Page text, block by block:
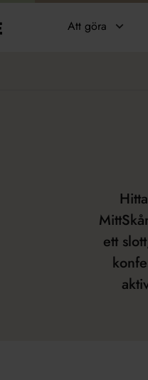
Visit MittSkåneAtt göra
ett